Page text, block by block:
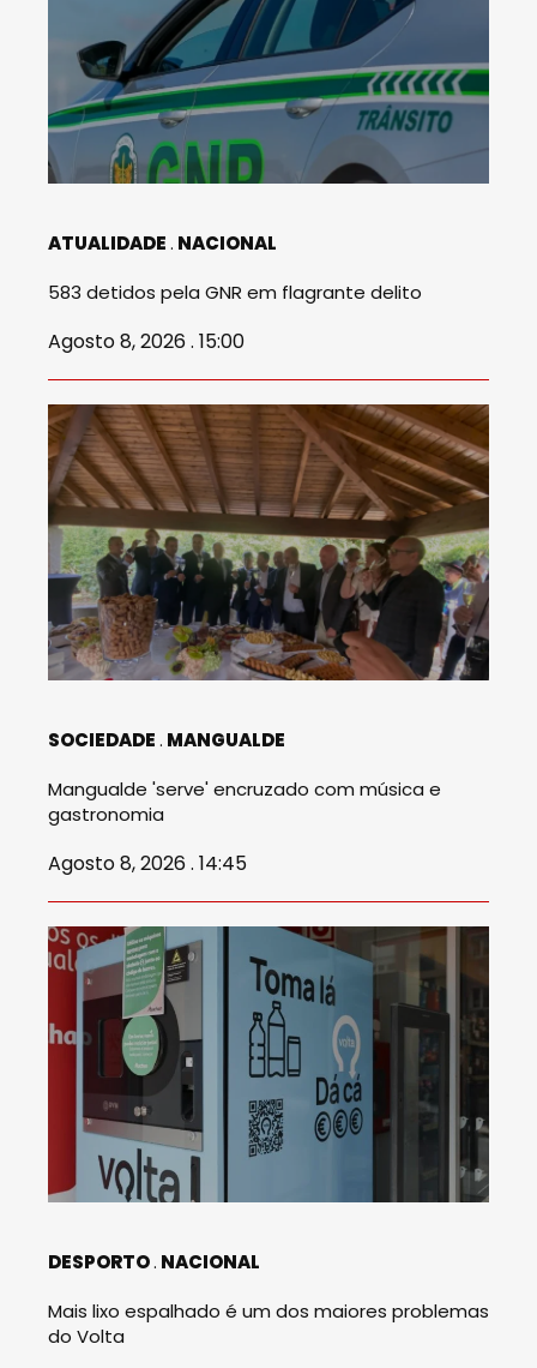
ATUALIDADE NACIONAL
583 detidos pela GNR em flagrante delito
Agosto 8, 2026 . 15:00
SOCIEDADE MANGUALDE
Mangualde 'serve' encruzado com música e
gastronomia
Agosto 8, 2026 . 14:45
DESPORTO NACIONAL
Mais lixo espalhado é um dos maiores problemas
do Volta